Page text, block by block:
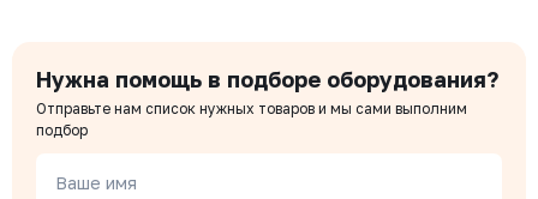
Нужна помощь в подборе оборудования?
Отправьте нам список нужных товаров и мы сами выполним
подбор
Ваше имя